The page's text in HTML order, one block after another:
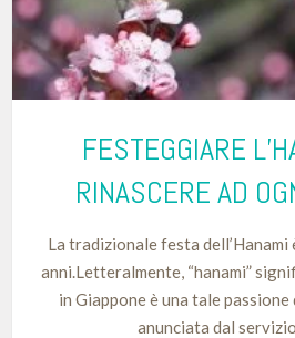
FESTEGGIARE
RINASCERE AD
La tradizionale festa
anni.Letteralmente, “hanami”
in Giappone è una tale
anunciata dal